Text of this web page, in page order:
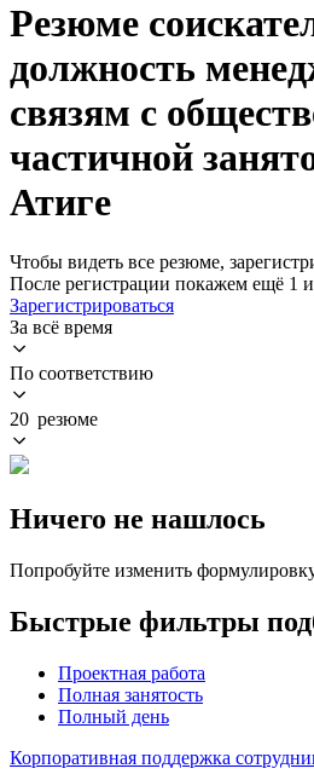
Резюме
должность
связям с
частичной
Атиге
Чтобы видеть все резюме,
После регистрации покажем ещё 1
Зарегистрироваться
За всё время
По соответствию
20 резюме
Ничего не нашлось
Попробуйте изменить
Быстрые фильтры
Проектная работа
Полная занятость
Полный день
Корпоративная поддержка